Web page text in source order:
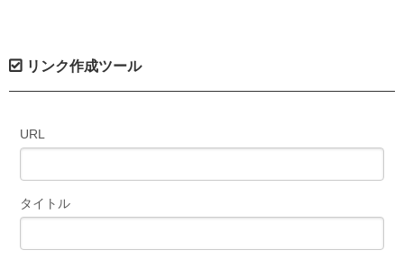
リンク作成ツール
URL
タイトル